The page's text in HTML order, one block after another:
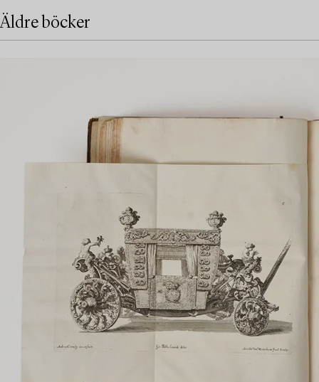
Äldre böcker